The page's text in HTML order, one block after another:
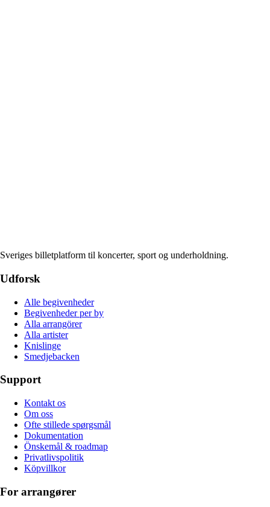
Sveriges billetplatform til koncerter, sport og underholdning.
Udforsk
Alle begivenheder
Begivenheder per by
Alla arrangörer
Alla artister
Knislinge
Smedjebacken
Support
Kontakt os
Om oss
Ofte stillede spørgsmål
Dokumentation
Önskemål & roadmap
Privatlivspolitik
Köpvillkor
For arrangører